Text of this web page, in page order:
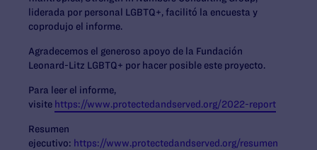
liderada por personal LGBTQ+, facilitó la encuesta y
coprodujo el informe.
Agradecemos el generoso apoyo de la Fundación
Leonard-Litz LGBTQ+ por hacer posible este proyecto.
Para leer el informe,
visite https://www.protectedandserved.org/2022-report
Resumen
ejecutivo: https://www.protectedandserved.org/resumen